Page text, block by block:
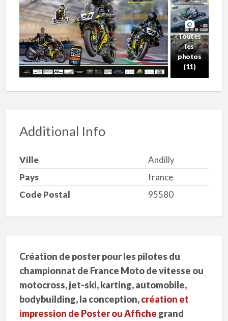
Toutes
les
photos
(11)
Additional Info
Ville
Andilly
Pays
france
Code Postal
95580
Création de poster pour les pilotes du
championnat de France Moto de vitesse ou
motocross, jet-ski, karting, automobile,
bodybuilding, la conception,création et
impression de Poster ou Affiche grand